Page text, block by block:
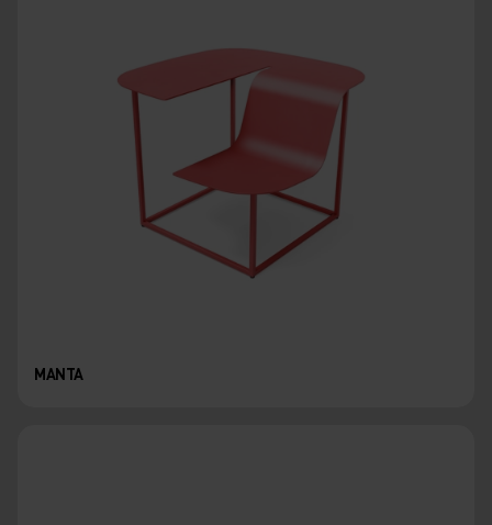
MANTA